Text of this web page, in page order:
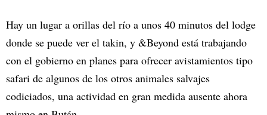
Hay un lugar a orillas del río a unos 40 minutos del lodge
donde se puede ver el takin, y &Beyond está trabajando
con el gobierno en planes para ofrecer avistamientos tipo
safari de algunos de los otros animales salvajes
codiciados, una actividad en gran medida ausente ahora